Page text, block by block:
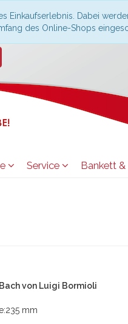
Einkaufserlebnis. Dabei
des Online-Shops
Service Bankett
von Luigi Bormioli
mm